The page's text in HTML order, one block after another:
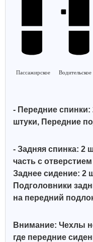
Пассажирское Водительское
- Передние
штуки, Передние
- Задняя спинка: 2
часть с
Заднее сидение: 2
Подголовники
на передний
Внимание: Чехлы
где передние